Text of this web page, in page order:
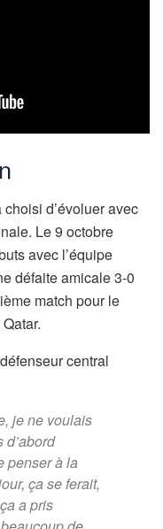
d’évoluer avec
Le 9 octobre
avec l’équipe
défaite amicale 3-0
match pour le
central
je ne voulais
d’abord
penser à la
ça se ferait,
a pris